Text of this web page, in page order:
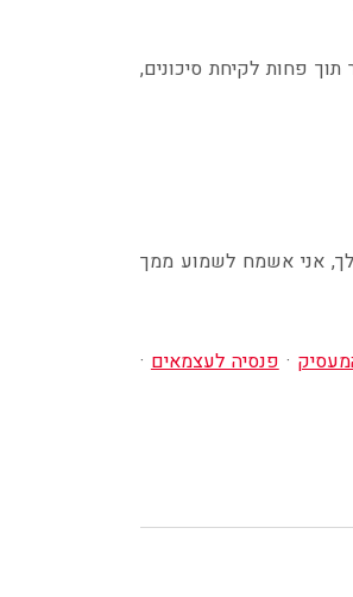
תוך פחות לקיחת סיכונים,
אני אשמח לשמוע ממך
·פנסיה לעצמאים·